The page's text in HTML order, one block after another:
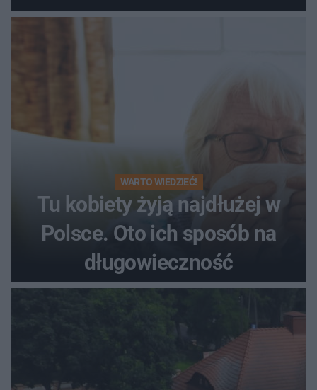
WARTO WIEDZIEĆ!
Tu kobiety żyją najdłużej w
Polsce. Oto ich sposób na
długowieczność